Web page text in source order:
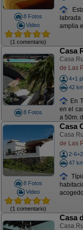
8 Fotos
Video
(1 comentario)
amplia
8 Fotos
Casa
Casa
de Las
4+1
42
En
en el
a 50m.
8 Fotos
Video
(1 comentario)
Casa
Casa
de Las
2-
47
Casa
Casa